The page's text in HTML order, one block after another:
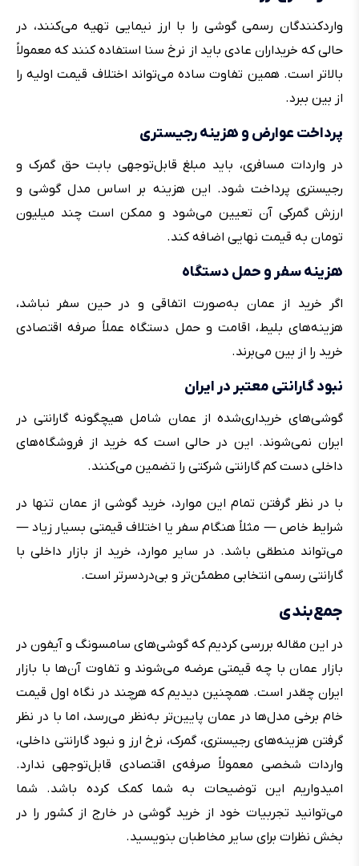
واردکنندگان رسمی گوشی را با ارز نیمایی تهیه می‌کنند، در
حالی که خریداران عادی باید از نرخ سنا استفاده کنند که معمولاً
بالاتر است. همین تفاوت ساده می‌تواند اختلاف قیمت اولیه را
از بین ببرد.
پرداخت عوارض و هزینه رجیستری
در واردات مسافری، باید مبلغ قابل‌توجهی بابت حق گمرک و
رجیستری پرداخت شود. این هزینه بر اساس مدل گوشی و
ارزش گمرکی آن تعیین می‌شود و ممکن است چند میلیون
تومان به قیمت نهایی اضافه کند.
هزینه سفر و حمل دستگاه
اگر خرید از عمان به‌صورت اتفاقی و در حین سفر نباشد،
هزینه‌های بلیط، اقامت و حمل دستگاه عملاً صرفه اقتصادی
خرید را از بین می‌برند.
نبود گارانتی معتبر در ایران
گوشی‌های خریداری‌شده از عمان شامل هیچگونه گارانتی در
ایران نمی‌شوند. این در حالی است که خرید از فروشگاه‌های
داخلی دست کم گارانتی شرکتی را تضمین می‌کنند.
با در نظر گرفتن تمام این موارد، خرید گوشی از عمان تنها در
شرایط خاص — مثلاً هنگام سفر یا اختلاف قیمتی بسیار زیاد —
می‌تواند منطقی باشد. در سایر موارد، خرید از بازار داخلی با
گارانتی رسمی انتخابی مطمئن‌تر و بی‌دردسرتر است.
جمع‌بندی
در این مقاله بررسی کردیم که گوشی‌های سامسونگ و آیفون در
بازار عمان با چه قیمتی عرضه می‌شوند و تفاوت آن‌ها با بازار
ایران چقدر است. همچنین دیدیم که هرچند در نگاه اول قیمت
خام برخی مدل‌ها در عمان پایین‌تر به‌نظر می‌رسد، اما با در نظر
گرفتن هزینه‌های رجیستری، گمرک، نرخ ارز و نبود گارانتی داخلی،
واردات شخصی معمولاً صرفه‌ی اقتصادی قابل‌توجهی ندارد.
امیدواریم این توضیحات به شما کمک کرده باشد. شما
می‌توانید تجربیات خود از خرید گوشی در خارج از کشور را در
بخش نظرات برای سایر مخاطبان بنویسید.